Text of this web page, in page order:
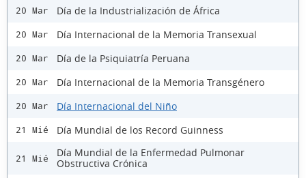
20 Mar Día de la Industrialización de África
20 Mar Día Internacional de la Memoria Transexual
20 Mar Día de la Psiquiatría Peruana
20 Mar Día Internacional de la Memoria Transgénero
20 Mar Día Internacional del Niño
21 Mié Día Mundial de los Record Guinness
21 Mié
Día Mundial de la Enfermedad Pulmonar
Obstructiva Crónica